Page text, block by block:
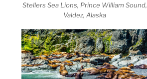
Stellers Sea Lions, Prince William Sound,
Valdez, Alaska